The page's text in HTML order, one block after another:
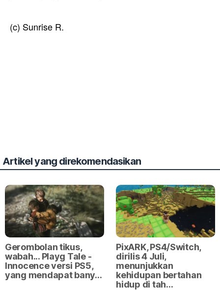
(c) Sunrise R.
Artikel yang direkomendasikan
Gerombolan tikus,
wabah... Playg Tale -
Innocence versi PS5,
yang mendapat bany…
PixARK, PS4/Switch,
dirilis 4 Juli,
menunjukkan
kehidupan bertahan
hidup di tah…